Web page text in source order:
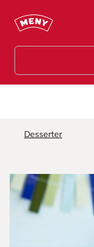
Desserter